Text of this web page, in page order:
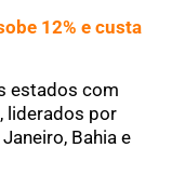
12% e custa
estados com
liderados por
Bahia e